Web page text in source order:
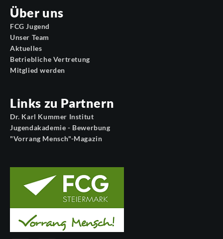
Über uns
FCG Jugend
Unser Team
Aktuelles
Betriebliche Vertretung
Mitglied werden
Links zu Partnern
Dr. Karl Kummer Institut
Jugendakademie - Bewerbung
"Vorrang Mensch"-Magazin